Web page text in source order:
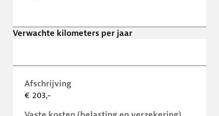
Verwachte kilometers per jaar
Afschrijving
€ 203,-